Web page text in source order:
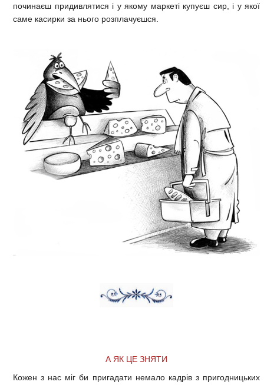
починаєш придивлятися і у якому маркеті купуєш сир, і у якої
саме касирки за нього розплачуєшся.
А ЯК ЦЕ ЗНЯТИ
Кожен з нас міг би пригадати немало кадрів з пригодницьких